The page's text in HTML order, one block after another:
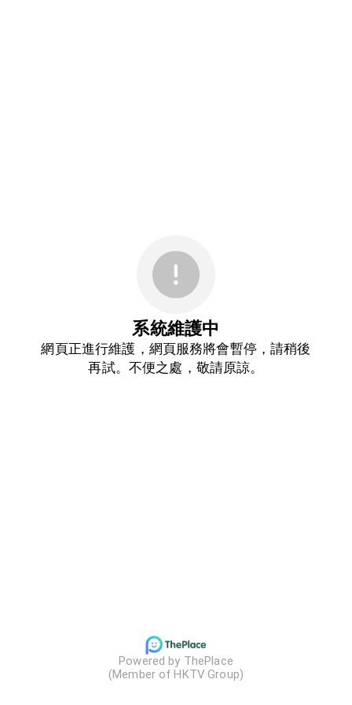
系統維護中
網頁正進行維護，網頁服務將會暫停，請稍後
再試。不便之處，敬請原諒。
Powered by ThePlace
(Member of HKTV Group)